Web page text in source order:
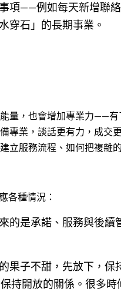
項——例如每天新增聯
穿石」的長期事業。
量，也會增加專業力——有
專業，談話更有力，成交
立服務流程、如何把複雜
各種情況：
的是承諾、服務與後續
果子不甜，先放下，保
持開放的關係。很多